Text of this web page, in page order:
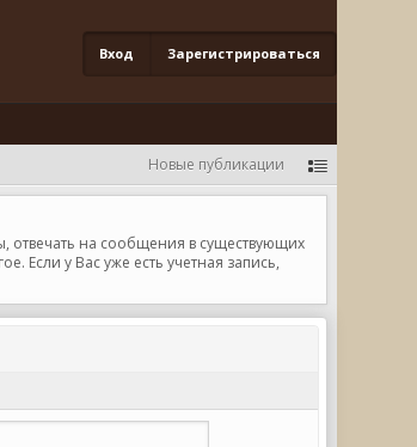
Вход Зарегистрироваться
Новые публикации
отвечать на сообщения в существующих
Если у Вас уже есть учетная запись,